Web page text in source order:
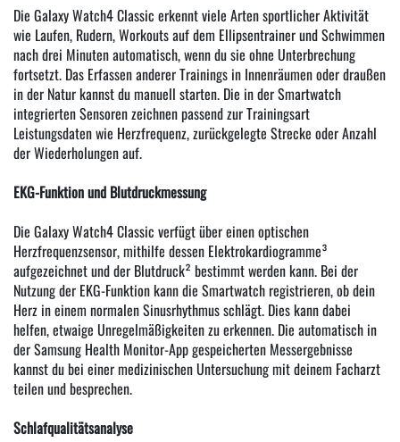
Die Galaxy Watch4 Classic erkennt viele Arten sportlicher Aktivität
wie Laufen, Rudern, Workouts auf dem Ellipsentrainer und Schwimmen
nach drei Minuten automatisch, wenn du sie ohne Unterbrechung
fortsetzt. Das Erfassen anderer Trainings in Innenräumen oder draußen
in der Natur kannst du manuell starten. Die in der Smartwatch
integrierten Sensoren zeichnen passend zur Trainingsart
Leistungsdaten wie Herzfrequenz, zurückgelegte Strecke oder Anzahl
der Wiederholungen auf.
EKG-Funktion und Blutdruckmessung
Die Galaxy Watch4 Classic verfügt über einen optischen
Herzfrequenzsensor, mithilfe dessen Elektrokardiogramme³
aufgezeichnet und der Blutdruck² bestimmt werden kann. Bei der
Nutzung der EKG-Funktion kann die Smartwatch registrieren, ob dein
Herz in einem normalen Sinusrhythmus schlägt. Dies kann dabei
helfen, etwaige Unregelmäßigkeiten zu erkennen. Die automatisch in
der Samsung Health Monitor-App gespeicherten Messergebnisse
kannst du bei einer medizinischen Untersuchung mit deinem Facharzt
teilen und besprechen.
Schlafqualitätsanalyse